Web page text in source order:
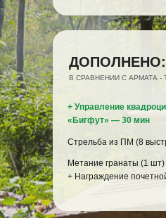
Стрельба из ПМ (8
+ Управление
«Бигфут» — 30 мин
Метание гранаты (1 шт)
+ Награждение
ДОПОЛНЕНО:
В СРАВНЕНИИ С АРМАТА -